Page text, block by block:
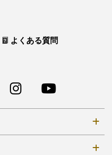
よくある質問